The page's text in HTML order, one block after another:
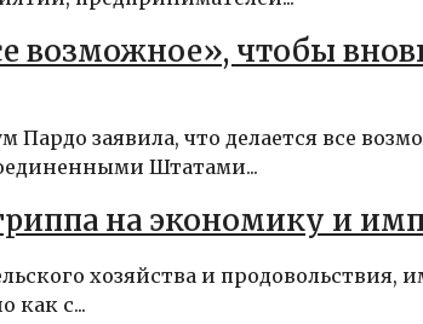
возможное», чтобы
заявила, что делается все
Штатами...
на экономику и
хозяйства и продовольствия,
как с...